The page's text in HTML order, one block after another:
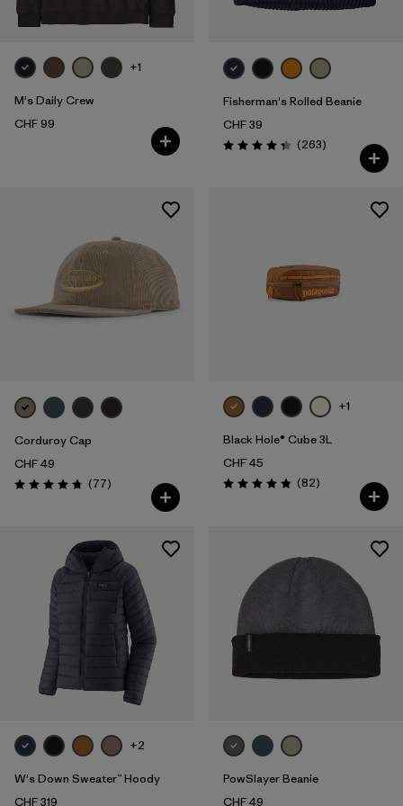
+1
M's Daily Crew
CHF 99
Fisherman's Rolled Beanie
CHF 39
Bewertung: 4.3 / 5
(263Rezensionen
)
Corduroy Cap
CHF 49
Bewertung: 4.7 / 5
(77Rezensionen
)
+1
Black Hole® Cube 3L
CHF 45
Bewertung: 4.8 / 5
(82Rezensionen
)
+2
W's Down Sweater™ Hoody
CHF 319
PowSlayer Beanie
CHF 49